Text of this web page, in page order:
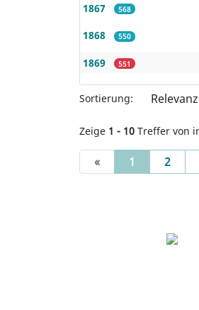
1867 568
1868 550
1869 551
Sortierung:
Zeige 1 - 10 Treffer von
« 1 (current)
2